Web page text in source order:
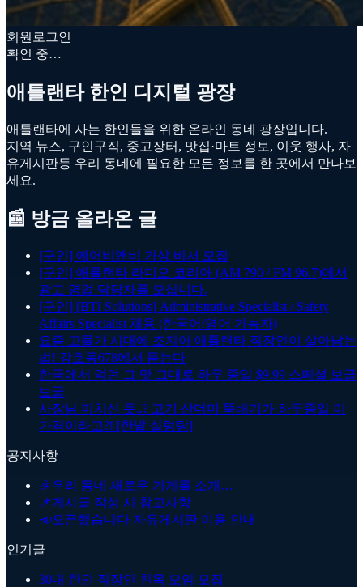
회원로그인
확인 중…
애틀랜타 한인 디지털 광장
애틀랜타에 사는 한인들을 위한 온라인 동네 광장입니다.
지역 뉴스, 구인구직, 중고장터, 맛집·마트 정보, 이웃 행사, 자
유게시판등 우리 동네에 필요한 모든 정보를 한 곳에서 만나보
세요.
📰 방금 올라온 글
[구인] 에어비앤비 가상 비서 모집
[구인] 애틀랜타 라디오 코리아 (AM 790 / FM 96.7)에서
광고 영업 담당자를 모십니다.
[구인] [BTI Solutions] Administrative Specialist / Safety
Affairs Specialist 채용 (한국어/영어 가능자)
요즘 고물가 시대에 조지아 애틀랜타 직장인이 살아남는
법! 강호동678에서 듣는다
한국에서 먹던 그 맛 그대로 하루 종일 $9.99 스페셜 보글
보글
사장님 미치신 듯..? 고기 산더미 뚝배기가 하루종일 이
가격이라고?! [한밭 설렁탕]
공지사항
🎉우리 동네 새로운 가게를 소개…
📌게시글 작성 시 참고사항
📣오픈했습니다 자유게시판 이용 안내
인기글
30대 한인 직장인 친목 모임 모집